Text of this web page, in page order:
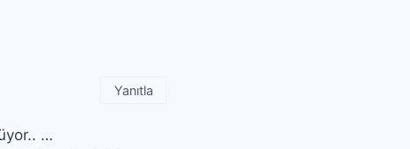
…
Yanıtla